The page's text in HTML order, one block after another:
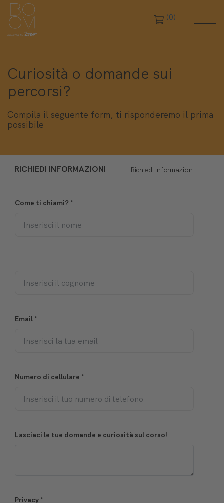
(0)
Curiosità o domande sui
percorsi?
Compila il seguente form, ti risponderemo il prima
possibile
RICHIEDI INFORMAZIONI Richiedi informazioni
Come ti chiami? *
Email *
Numero di cellulare *
Lasciaci le tue domande e curiosità sul corso!
Privacy *